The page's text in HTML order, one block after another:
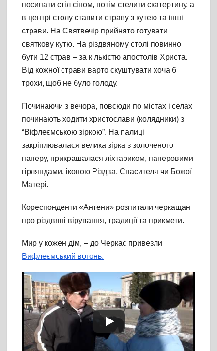
посипати стіл сіном, потім стелити скатертину, а
в центрі столу ставити страву з кутею та інші
страви. На Святвечір прийнято готувати
святкову кутю. На різдвяному столі повинно
бути 12 страв – за кількістю апостолів Христа.
Від кожної страви варто скуштувати хоча б
трохи, щоб не було голоду.
Починаючи з вечора, повсюди по містах і селах
починають ходити христослави (колядники) з
“Віфлеємською зіркою”. На палиці
закріплювалася велика зірка з золоченого
паперу, прикрашалася ліхтариком, паперовими
гірляндами, іконою Різдва, Спасителя чи Божої
Матері.
Кореспонденти «Антени» розпитали черкащан
про різдвяні вірування, традиції та прикмети.
Мир у кожен дім, – до Черкас привезли
Вифлеємський вогонь.